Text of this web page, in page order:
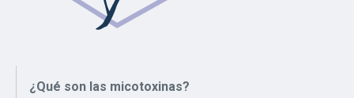
¿Qué son las micotoxinas?